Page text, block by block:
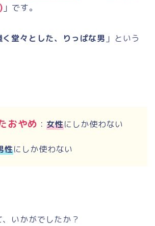
) 」です。
く堂々とした、りっぱな男 」という
おやめ ：女性にしか使わない
性にしか使わない
いかがでしたか？